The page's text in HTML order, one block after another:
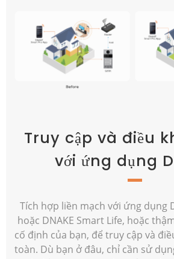
Truy cập và điều
với ứng dụng
Tích hợp liền mạch với ứng dụng
hoặc DNAKE Smart Life, hoặc
cố định của bạn, để truy cập và
toàn. Dù bạn ở đâu, chỉ cần sử